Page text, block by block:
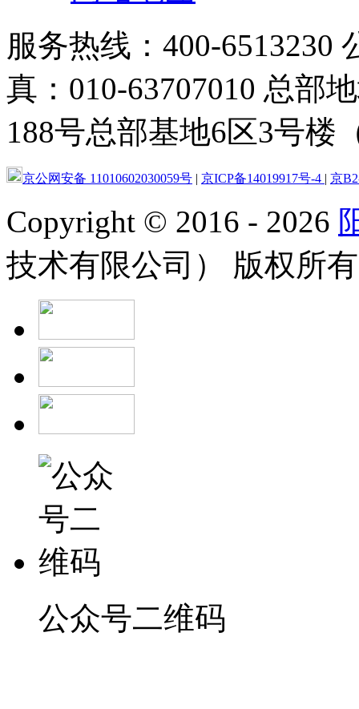
服务热线：400-6513230
真：010-63707010 总部
188号总部基地6区3号楼
京公网安备 11010602030059号 | 京ICP备14019917号-4 | 京
Copyright © 2016 - 2026
技术有限公司） 版权所
公众号二维码